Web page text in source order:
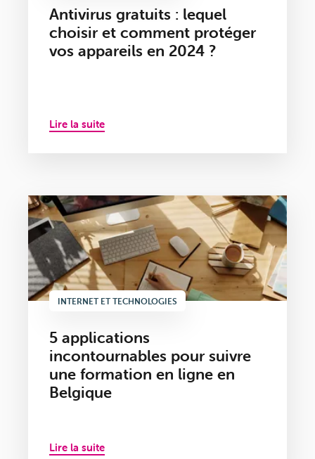
Antivirus gratuits : lequel
choisir et comment protéger
vos appareils en 2024 ?
Lire la suite
INTERNET ET TECHNOLOGIES
5 applications
incontournables pour suivre
une formation en ligne en
Belgique
Lire la suite